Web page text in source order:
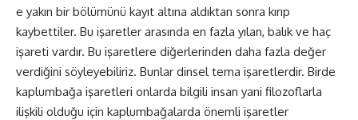
e yakın bir bölümünü kayıt altına aldıktan sonra kırıp
kaybettiler. Bu işaretler arasında en fazla yılan, balık ve haç
işareti vardır. Bu işaretlere diğerlerinden daha fazla değer
verdiğini söyleyebiliriz. Bunlar dinsel tema işaretlerdir. Birde
kaplumbağa işaretleri onlarda bilgili insan yani filozoflarla
ilişkili olduğu için kaplumbağalarda önemli işaretler